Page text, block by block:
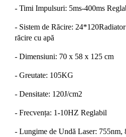
- Timi Impulsuri: 5ms-400ms
- Sistem de Răcire:
răcire cu apă
- Dimensiuni: 70 x 58 x 125 cm
- Greutate: 105KG
- Densitate: 120J/cm2
- Frecvența: 1-10HZ Reglabil
- Lungime de Undă Laser: 755nm,